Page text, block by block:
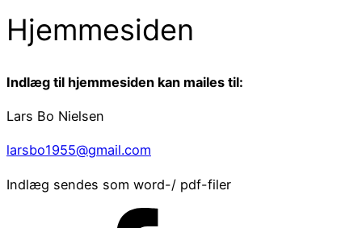
Hjemmesiden
Indlæg til hjemmesiden kan mailes til:
Lars Bo Nielsen
larsbo1955@gmail.com
Indlæg sendes som word-/ pdf-filer